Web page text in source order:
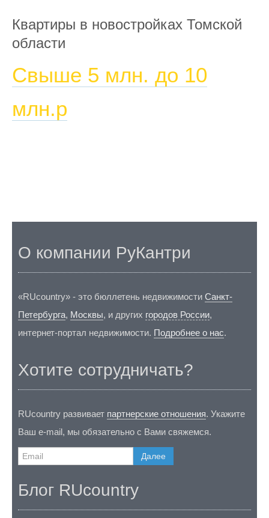
Квартиры в новостройках Томской
области
Свыше 5 млн. до 10
млн.р
О компании РуКантри
«RUcountry» - это бюллетень недвижимости Санкт-
Петербурга, Москвы, и других городов России,
интернет-портал недвижимости. Подробнее о нас.
Хотите сотрудничать?
RUcountry развивает партнерские отношения. Укажите
Ваш e-mail, мы обязательно с Вами свяжемся.
Далее
Блог RUcountry